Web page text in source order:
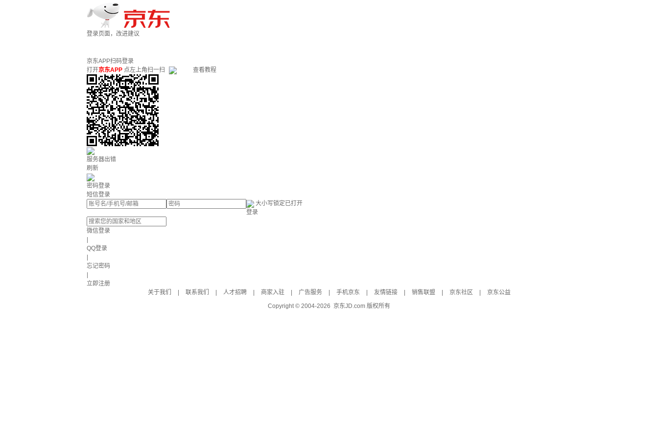
登录页面，改进建议
京东APP扫码登录
打开京东APP 点左上角扫一扫 查看教程
服务器出错
刷新
密码登录
短信登录
大小写锁定已打开
登录
微信登录
QQ登录
忘记密码
立即注册
关于我们
联系我们 人才招聘 商家入驻 广告服务 手机京东 友情链接 销售联盟 京东社区
京东公益
Copyright © 2004-2026 京东JD.com 版权所有